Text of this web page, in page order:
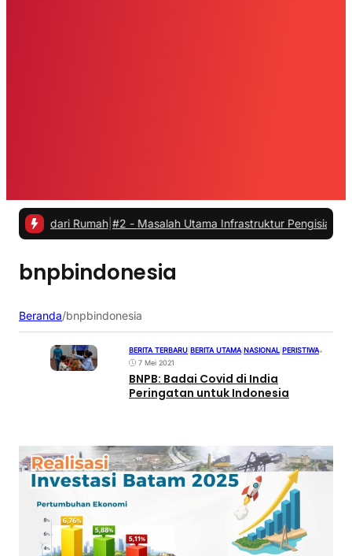
dari Rumah| #2 -Masalah Utama Infrastruktur Pengisian Daya
bnpbindonesia
Beranda/bnpbindonesia
BERITA TERBARU BERITA UTAMA NASIONAL PERISTIWA•
7 Mei 2021
BNPB: Badai Covid di India
Peringatan untuk Indonesia